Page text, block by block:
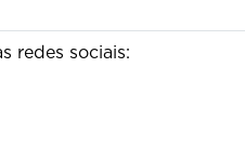
redes sociais: